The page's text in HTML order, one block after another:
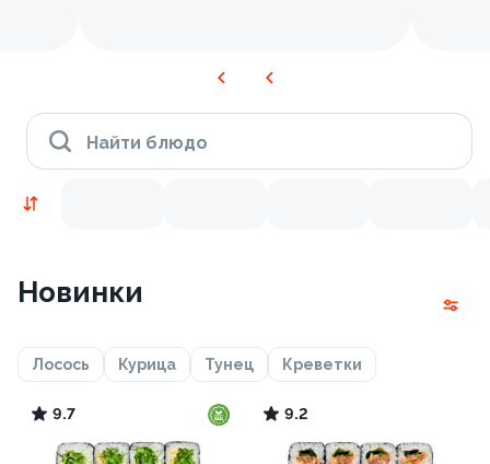
Найти блюдо
Новинки
Лосось Курица Тунец Креветки
9.7 9.2